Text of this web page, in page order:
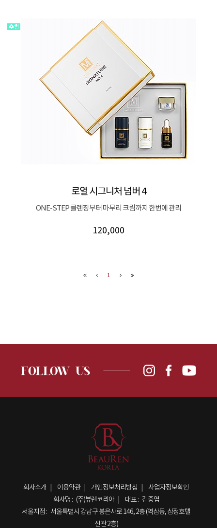
로열 시그니처 넘버 4
ONE-STEP 클렌징부터 마무리 크림까지 한번에 관리
120,000
1
회사소개 이용약관 개인정보처리방침
사업자정보확인
회사명 : (주)뷰렌코리아 대표 : 김중엽
서울지점 : 서울특별시 강남구 봉은사로 146, 2층 (역삼동, 삼정호텔
신관 2층)